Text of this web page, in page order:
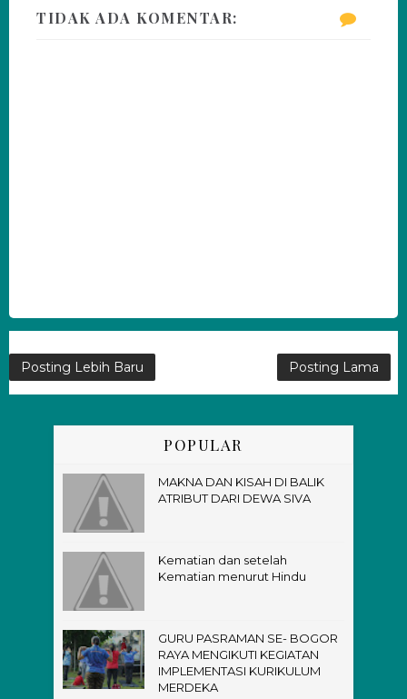
TIDAK ADA KOMENTAR:
Posting Lebih Baru Posting Lama
POPULAR
MAKNA DAN KISAH DI BALIK
ATRIBUT DARI DEWA SIVA
Kematian dan setelah
Kematian menurut Hindu
GURU PASRAMAN SE- BOGOR
RAYA MENGIKUTI KEGIATAN
IMPLEMENTASI KURIKULUM
MERDEKA